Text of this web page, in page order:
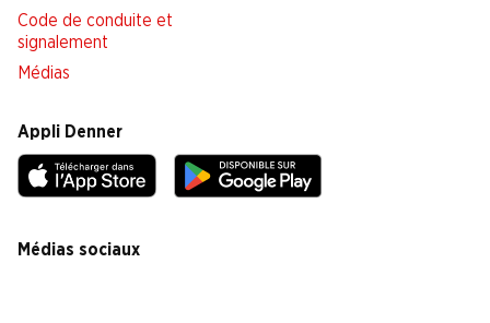
Code de conduite et
signalement
Médias
Appli Denner
Médias sociaux